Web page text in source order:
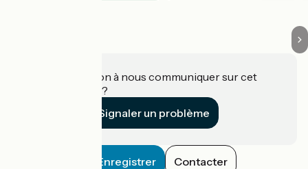
Une information à nous communiquer sur cet
établissement ?
Signaler un problème
Enregistrer Contacter